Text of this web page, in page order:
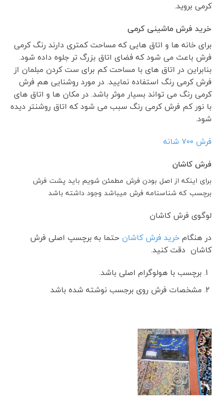
کرمی بروید.
خرید فرش ماشینی کرمی
برای خانه ها و اتاق هایی که مساحت کمتری دارند رنگ کرمی
فرش باعث می شود که فضای اتاق بزرگ تر جلوه داده شود.
بنابراین در اتاق های با مساحت کم برای ست کردن مبلمان از
فرش کرمی رنگ استفاده نمایید. در مورد روشنایی هم فرش
کرمی رنگ می تواند بسیار موثر باشد. در مکان ها و اتاق های
با نور کم فرش کرمی رنگ سبب می شود که اتاق روشنتر دیده
شود.
فرش ٧٠٠ شانه
فرش کاشان
برای اینکه از اصل بودن فرش مطمئن شویم باید پشت فرش
برچسب که شناسنامه فرش میباشد وجود داشته باشد
لوگوی فرش کاشان
در هنگامخرید فرش کاشان حتما به برچسپ اصلی فرش
کاشان دقت کنید.
برچسب با هولوگرام اصلی باشد.
مشخصات فرش روی برجسب نوشته شده باشد